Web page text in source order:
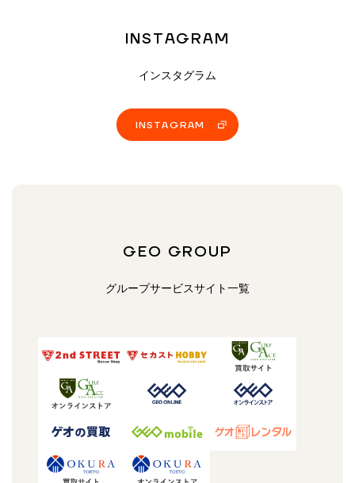
INSTAGRAM
インスタグラム
INSTAGRAM
GEO GROUP
グループサービスサイト一覧